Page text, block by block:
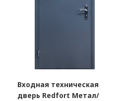
Входная техническая
дверь Redfort Метал/